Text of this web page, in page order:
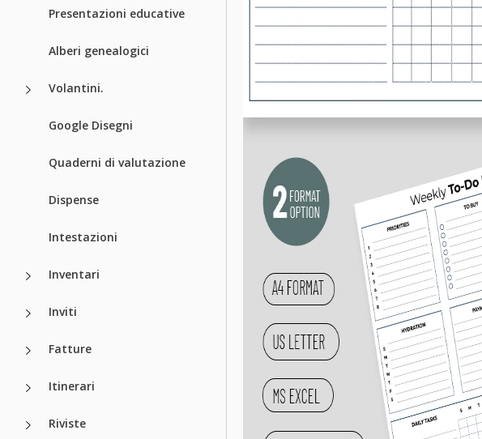
Presentazioni educative
Alberi genealogici
Volantini.
Google Disegni
Quaderni di valutazione
Dispense
Intestazioni
Inventari
Inviti
Fatture
Itinerari
Riviste